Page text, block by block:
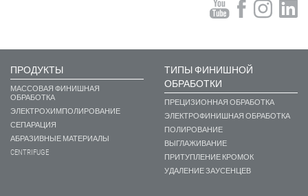
ПРОДУКТЫ
МАССОВАЯ ФИНИШНАЯ
ОБРАБОТКА
ЭЛЕКТРОХИМПОЛИРОВАНИЕ
СЕПАРАЦИЯ
АБРАЗИВНЫЕ МАТЕРИАЛЫ
CENTRIFUGE
ТИПЫ ФИНИШНОЙ
ОБРАБОТКИ
ПРЕЦИЗИОННАЯ ОБРАБОТКА
ЭЛЕКТРОФИНИШНАЯ ОБРАБОТКА
ПОЛИРОВАНИЕ
ВЫГЛАЖИВАНИЕ
ПРИТУПЛЕНИЕ КРОМОК
УДАЛЕНИЕ ЗАУСЕНЦЕВ